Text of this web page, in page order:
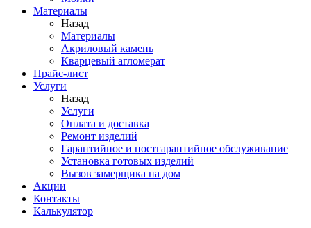
Материалы
Назад
Материалы
Акриловый камень
Кварцевый агломерат
Прайс-лист
Услуги
Назад
Услуги
Оплата и доставка
Ремонт изделий
Гарантийное и постгарантийное обслуживание
Установка готовых изделий
Вызов замерщика на дом
Акции
Контакты
Калькулятор